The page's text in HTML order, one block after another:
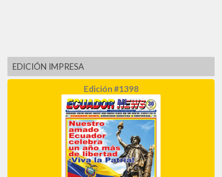
EDICIÓN IMPRESA
Edición #1398